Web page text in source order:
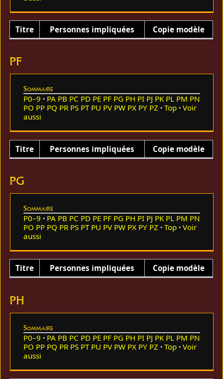
Titre Personnes impliquées Copie modèle
PF
Sommaire
P0–9 PA PB PC PD PE PF PG PH PI PJ PK PL PM PN
PO PP PQ PR PS PT PU PV PW PX PY PZ Top
Voir
aussi
Titre Personnes impliquées Copie modèle
PG
Sommaire
P0–9 PA PB PC PD PE PF PG PH PI PJ PK PL PM PN
PO PP PQ PR PS PT PU PV PW PX PY PZ Top
Voir
aussi
Titre Personnes impliquées Copie modèle
PH
Sommaire
P0–9 PA PB PC PD PE PF PG PH PI PJ PK PL PM PN
PO PP PQ PR PS PT PU PV PW PX PY PZ Top
Voir
aussi